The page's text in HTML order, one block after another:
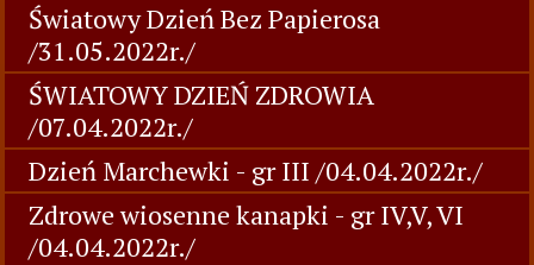
Światowy Dzień Bez Papierosa
/31.05.2022r./
ŚWIATOWY DZIEŃ ZDROWIA
/07.04.2022r./
Dzień Marchewki - gr III /04.04.2022r./
Zdrowe wiosenne kanapki - gr IV,V, VI
/04.04.2022r./